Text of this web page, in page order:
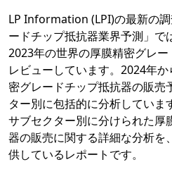
LP Information (LPI)の最新の
ードチップ抵抗器業界予測」で
2023年の世界の厚膜精密グレ
レビューしています。2024年
密グレードチップ抵抗器の販売
ター別に包括的に分析していま
サブセクター別に分けられた厚
器の販売に関する詳細な分析を
供しているレポートです。